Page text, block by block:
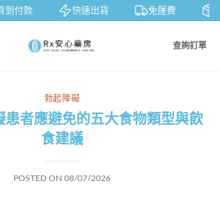
付款 快速出貨 免運費 私
查詢訂單
勃起障礙
患者應避免的五大食物類型與飲
食建議
POSTED ON 08/07/2026